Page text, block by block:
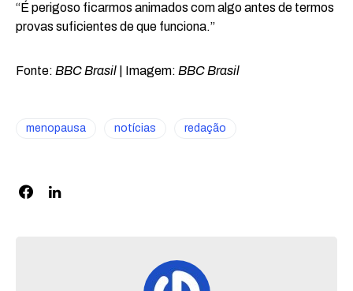
“É perigoso ficarmos animados com algo antes de termos
provas suficientes de que funciona.”
Fonte: BBC Brasil | Imagem: BBC Brasil
menopausa notícias redação